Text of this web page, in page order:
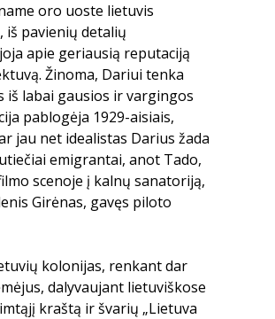
oro uoste lietuvis
iš pavienių detalių
apie geriausią reputaciją
Žinoma, Dariui tenka
labai gausios ir vargingos
pablogėja 1929-aisiais,
jau net idealistas Darius žada
emigrantai, anot Tado,
scenoje į kalnų sanatoriją,
Girėnas, gavęs piloto
kolonijas, renkant dar
dalyvaujant lietuviškose
kraštą ir švarių „Lietuva